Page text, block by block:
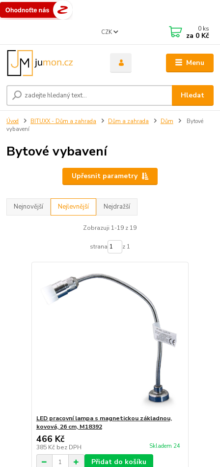
Menu
CZK
Hledat
0 ks
za 0 Kč
Úvod BITUXX - Dům a zahrada Dům a zahrada Dům
Bytové
vybavení
Bytové vybavení
Upřesnit parametry
Nejnovější Nejlevnější Nejdražší
Zobrazuji 1-19 z 19
strana z 1
LED pracovní lampa s magnetickou základnou,
kovová, 26 cm, M18392
466 Kč
385 Kč bez DPH Skladem 24
Přidat do košíku